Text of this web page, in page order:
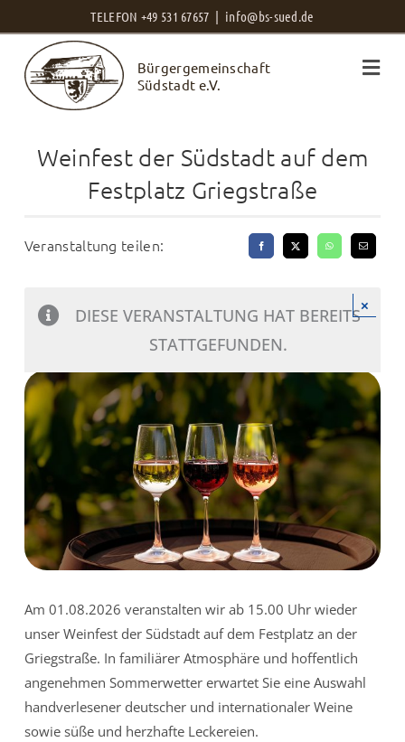
Inhalt
springen
TELEFON +49 531 67657 | info@bs-sued.de
Bürgergemeinschaft
Südstadt e.V.
Weinfest der Südstadt auf dem
Festplatz Griegstraße
Veranstaltung teilen:
DIESE VERANSTALTUNG HAT BEREITS
STATTGEFUNDEN.
×
Am 01.08.2026 veranstalten wir ab 15.00 Uhr wieder
unser Weinfest der Südstadt auf dem Festplatz an der
Griegstraße. In familiärer Atmosphäre und hoffentlich
angenehmen Sommerwetter erwartet Sie eine Auswahl
handverlesener deutscher und internationaler Weine
sowie süße und herzhafte Leckereien.